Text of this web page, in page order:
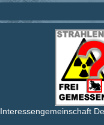
Interessengemeinschaft